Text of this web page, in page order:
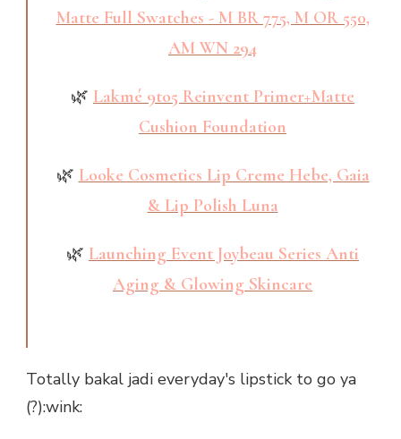
Matte Full Swatches - M BR 775, M OR 550,
AM WN 294
🌿 Lakmé 9to5 Reinvent Primer+Matte
Cushion Foundation
🌿 Looke Cosmetics Lip Creme Hebe, Gaia
& Lip Polish Luna
🌿 Launching Event Joybeau Series Anti
Aging & Glowing Skincare
Totally bakal jadi everyday's lipstick to go ya
(?):wink: